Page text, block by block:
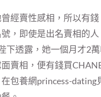
經賣性感相，所以有
，即使是出名賣相的
下透露，她一個月才2
賣相，便有錢買
包養網princess-dating